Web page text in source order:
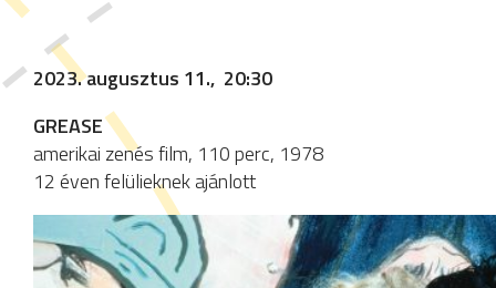
2023. augusztus 11., 20:30
GREASE
amerikai zenés film, 110 perc, 1978
12 éven felülieknek ajánlott